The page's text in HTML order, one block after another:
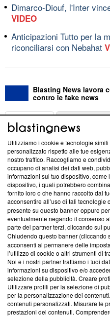
Dimarco-Diouf, l'Inter
VIDEO
Anticipazioni Tutto per la
riconciliarsi con Nebahat
Blasting News lavora
contro le fake news
ABOUT
Questa sezione offre
News, sui nostri processi
creare news di qualità. Inoltre,
‘Trust Project - News with
ancora membro del
parte; Trust Project non ha
conformità agli standard.
Su di noi
Team editoriale
Corporate
Redazione
Informativa Privacy
Utilizziamo i cookie e tecnologie
personalizzato rispetto alle tue
nostro traffico. Raccogliamo e
occupano di analisi dei dati web,
informazioni sul tuo dispositivo, come
dispositivo, i quali potrebbero
fornito loro o che hanno raccolto dal
acconsentire all’uso di tali tecnologie
presente su questo banner oppure
eventualmente negando il consenso
parte dei partner terzi, cliccando sul
Chiudendo questo banner (cliccando
acconsenti al permanere delle
l’utilizzo di cookie o altri strumenti di
Noi e i nostri partner trattiamo i tuoi
informazioni su dispositivo e/o
selezione della pubblicità. Creare
Utilizzare profili per la selezione di
per la personalizzazione dei
contenuti personalizzati. Misurare le
prestazioni dei contenuti.